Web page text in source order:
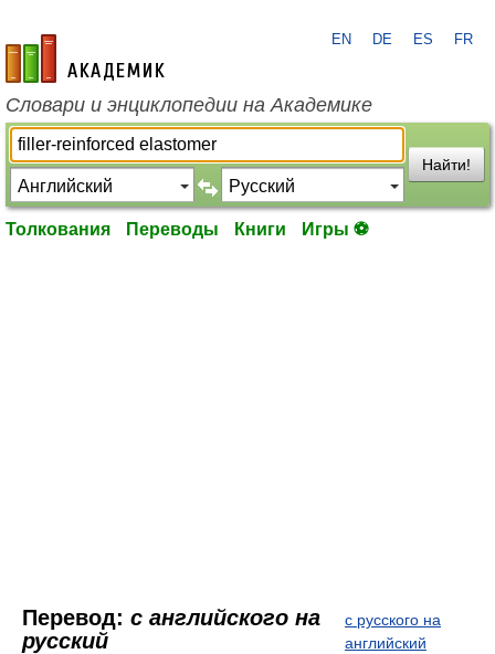
academic.ru
EN DE ES FR
Словари и энциклопедии на Академике
Найти!
Толкования Переводы Книги Игры ⚽
Перевод: с английского на
русский
с русского на
английский